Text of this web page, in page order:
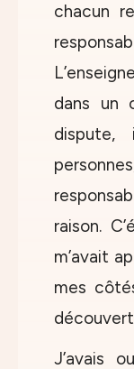
chacun
dans un
raison.
m’avait
mes
J’avais